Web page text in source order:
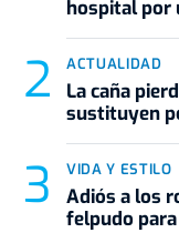
hospital por
ACTUALIDAD
La caña
sustituyen
VIDA Y ESTILO
Adiós a los
felpudo